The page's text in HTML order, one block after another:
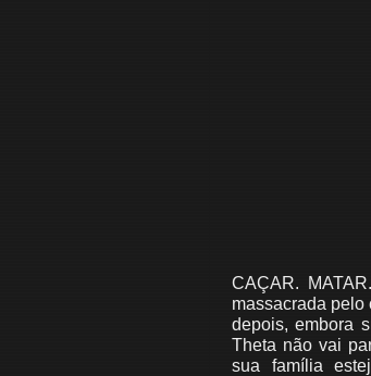
CAÇAR.
massacrada pelo
depois, embora
Theta não vai
sua família